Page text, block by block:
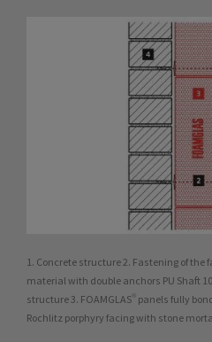
1. Concrete structure 2. Fastening of
material with double anchors PU Shaft
structure 3. FOAMGLAS® panels fully
Rochlitz porphyry facing with stone